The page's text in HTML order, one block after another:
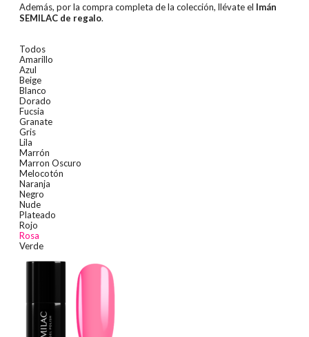
Además, por la compra completa de la colección, llévate el Imán
SEMILAC de regalo.
Todos
Amarillo
Azul
Beige
Blanco
Dorado
Fucsia
Granate
Gris
Lila
Marrón
Marron Oscuro
Melocotón
Naranja
Negro
Nude
Plateado
Rojo
Rosa
Verde